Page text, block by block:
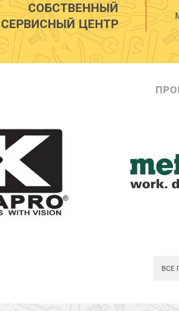
СОБСТВЕННЫЙ
СЕРВИСНЫЙ ЦЕНТР
ВСЕ